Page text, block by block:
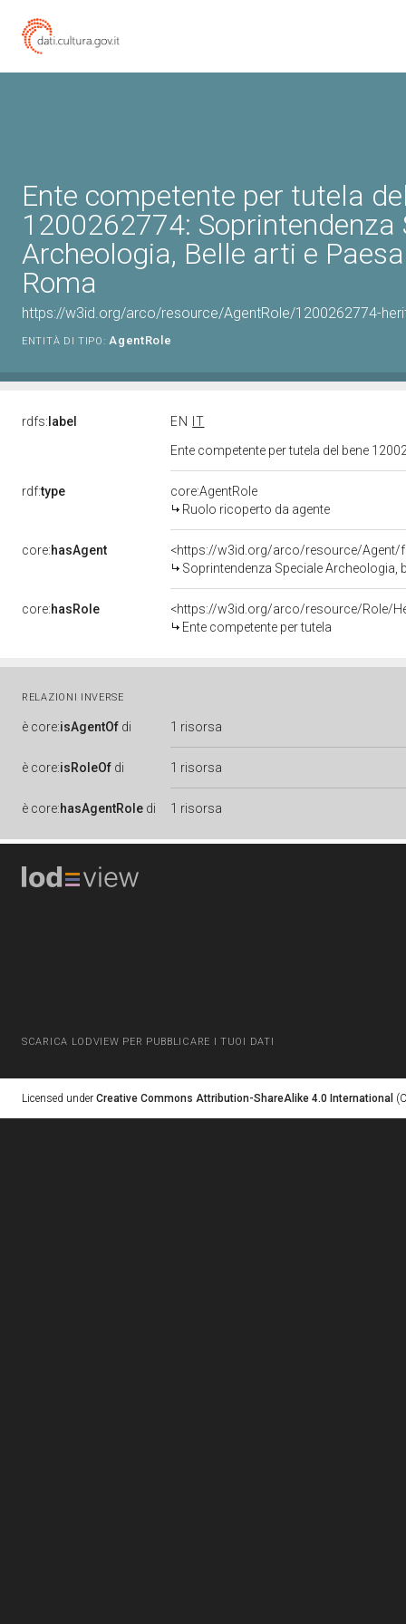
Ente competente per tutela
1200262774: Soprintendenza
Archeologia, Belle arti e
Roma
https://w3id.org/arco/resource/AgentRole/1200262774-
ENTITÀ DI TIPO: AgentRole
rdfs: label EN
IT
Ente competente per tutela del bene
rdf:type
core:AgentRole
Ruolo ricoperto da agente
core:hasAgent
<https://w3id.org/arco/resource/Agent/
Soprintendenza Speciale Archeologia,
core:hasRole
<https://w3id.org/arco/resource/Role/
Ente competente per tutela
RELAZIONI INVERSE
è core:isAgentOf di 1 risorsa
è core:isRoleOf di 1 risorsa
è core:hasAgentRole di 1 risorsa
SCARICA LODVIEW PER PUBBLICARE I TUOI DATI
Licensed under Creative Commons Attribution-ShareAlike 4.0 International